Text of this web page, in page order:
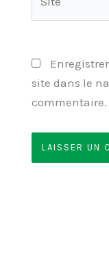
site dans le
commentaire.